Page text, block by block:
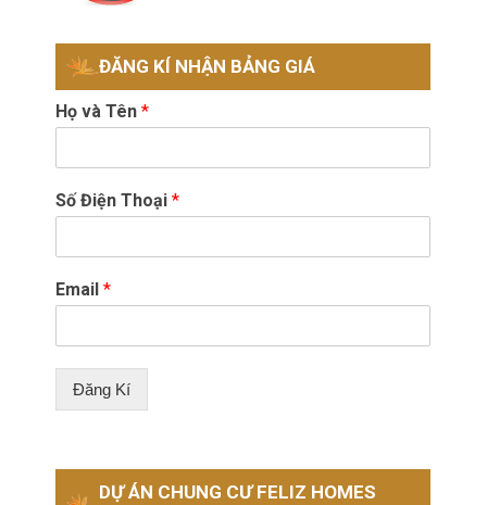
ĐĂNG KÍ NHẬN BẢNG GIÁ
Họ và Tên*
Số Điện Thoại*
Email*
Đăng Kí
DỰ ÁN CHUNG CƯ FELIZ HOMES